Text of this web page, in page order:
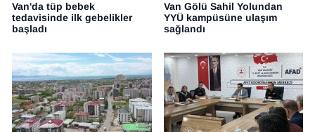
Van'da tüp bebek
tedavisinde ilk gebelikler
başladı
Van Gölü Sahil Yolundan
YYÜ kampüsüne ulaşım
sağlandı